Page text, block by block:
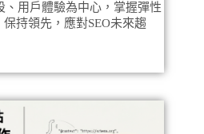
、用戶體驗為中心，掌握彈性
持領先，應對SEO未來趨